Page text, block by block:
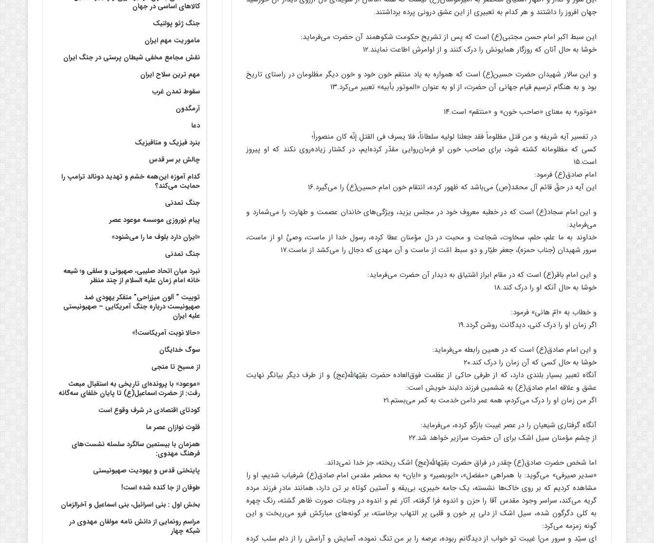
جهان افروز را داشتند و هر کدام به تعبیری از این عشق درونی پرده برداشتند.
این سبط اکبر امام حسن مجتبی(ع) است که پس از تشریح حکومت شکوهمند آن حضرت می‌فرماید:
خوشا به حال آنان که روزگار همایونش را درک کنند و از اوامرش اطاعت نمایند.۱۲
و این سالار شهیدان حضرت حسین(ع) است که همواره به یاد منتقم خون خود و خون دیگر مظلومان در راستای تاریخ
بود و به هنگام ترسیم قیام جهانی آن حضرت، از او به عنوان «الموتور بأبیه» تعبیر می‌کرد.۱۳
«مَوتور» به معنای «صاحب خون» و «منتقم» است.۱۴
در تفسیر آیه شریفه و من قتل مظلوماً فقد جعلنا لولیه سلطاناً، فلا یسرف فی القتلِ إنّه کان منصوراً؛
کسی که مظلومانه کشته شود، برای صاحب خون او فرمان‌روایی مقدّر کرده‌ایم، در کشتار زیاده‌روی نکند که او پیروز
است.۱۵
امام صادق(ع) فرمود:
این آیه در حقّ قائم آل محمّد(ص) می‌باشد که ظهور کرده، انتقام خون امام حسین(ع) را می‌گیرد.۱۶
و این امام سجاد(ع) است که در خطبه معروف خود در مجلس یزید، ویژگی‌های خاندان عصمت و طهارت را می‌شمارد و
می‌فرماید:
خداوند به ما علم، حلم، سخاوت، شجاعت و محبت در دل مؤمنان عطا کرده، رسول خدا از ماست، وصیِّ او از ماست،
سرور شهیدان (جناب حمزه)، جعفر طیّار و دو سبط امّت از ماست و آن مهدی که دجال را می‌کشد از ماست.۱۷
و این امام باقر(ع) است که در مقام ابراز اشتیاق به دیدار آن حضرت می‌فرماید:
خوشا به حال آنکه او را درک کند.۱۸
و خطاب به «امّ هانی» فرمود:
اگر زمان او را درک کنی، دیدگانت روشن گردد.۱۹
و این امام صادق(ع) است که در همین رابطه می‌فرماید:
خوشا به حال کسی که آن زمان را درک کند.۲۰
آنگاه تعبیر بسیار بلندی دارد، که از طرفی حاکی از عظمت فوق‌العاده حضرت بقیّهالله(عج) و از طرف دیگر بیانگر نهایت
عشق و علاقه امام صادق(ع) به ششمین فرزند دلبند خویش است:
اگر من زمان او را درک می‌کردم، همه عمر دامن خدمت به کمر می‌بستم.۲۱
آنگاه گرفتاری شیعیان را در عصر غیبت بازگو کرده، می‌فرماید:
از چشم مؤمنان سیل اشک برای آن حضرت سرازیر خواهد شد.۲۲
اما شخص حضرت صادق(ع) چقدر در فراق حضرت بقیّهالله(عج) اشک ریخته، جز خدا نمی‌داند.
«سدیر صیرفی» می‌گوید: با همراهی «مفضل»، «ابوبصیر» و «ابان» به محضر مقدس امام صادق(ع) شرفیاب شدیم، او را
مشاهده کردیم که بر روی خاک‌ها نشسته، یک جامه خیبری، بی‌یقه و آستین کوتاه بر تن دارد، همانند مادرِ فرزند مرده
گریه می‌کند، سراسر وجود مقدس آقا را حزن و اندوه فرا گرفته، آثار غم و اندوه در وجنات صورت ظاهر گشته، رنگ چهره
به کلی دگرگون شده، سیل اشک از دلی پر خون و قلبی پر التهاب برخاسته، بر گونه‌های مبارکش فرو می‌ریخت و این
گونه زمزمه می‌کرد:
ای سیّد و سرور من! غیبت تو خواب از دیدگانم ربوده، عرصه را بر من تنگ نموده، آسایش و آرامش را از دلم سلب کرده
کالاهای اساسی در جهان
جنگ ژئو پولتیک
ماموریت مهم ایران
نقش مجامع مخفی شیطان پرستی در جنگ ایران
مهم ترین سلاح ایران
سقوط تمدن غرب
آرمگدون
دعا
بنرد فیزیک و متافیزیک
چالش بر سر قدس
کدام آموزه این‌همه خشم و تهدید دونالد ترامپ را
حمایت می‌کند؟
جنگ تمدنی
پیام نوروزی موسسه موعود عصر
«ایران دارد بلوف ما را می‌شنود»
جنگ تمدنی
نبرد میان اتحاد صلیبی، صهیونی و سلفی و؛ شیعه
خانه امام زمان علیه السلام از چند منظر
توییت ” آلون میزراحی” متفکر یهودی ضد
صهیونیست درباره جنگ آمریکایی – صهیونیستی
علیه ایران
«حالا نوبت آمریکاست!»
سوگ خدایگان
از مسیح تا منجی
«موعود» با پرونده‌ای تاریخی به استقبال مبعث
رفت: از حضرت اسماعیل(ع) تا پایان خلفای سه‌گانه
کودتای اقتصادی در شرف وقوع است
فلوت نوازان عصر ما
همزمان با بیستمین سالگرد سلسله نشست‌های
فرهنگ مهدوی:‌
پایتختی قدس و یهودیت صهیونیستی
طوفان از جا کنده شده است!
بخش اول : بنی اسرائیل، بنی اسماعیل و آخرالزمان
مراسم رونمایی از دانش نامه مولفان مهدوی در
شبکه چهار